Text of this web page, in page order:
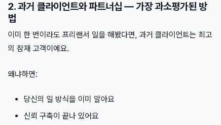
2. 과거 클라이언트와 파트너십 — 가장 과소평가된 방
법
이미 한 번이라도 프리랜서 일을 해봤다면, 과거 클라이언트는 최고
의 잠재 고객이에요.
왜냐하면:
당신의 일 방식을 이미 알아요
신뢰 구축이 끝나 있어요